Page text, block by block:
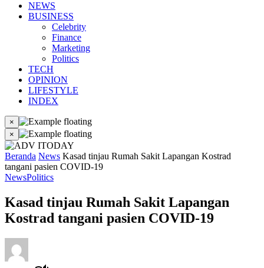
NEWS
BUSINESS
Celebrity
Finance
Marketing
Politics
TECH
OPINION
LIFESTYLE
INDEX
×
×
Beranda News Kasad tinjau Rumah Sakit Lapangan Kostrad
tangani pasien COVID-19
NewsPolitics
Kasad tinjau Rumah Sakit Lapangan
Kostrad tangani pasien COVID-19